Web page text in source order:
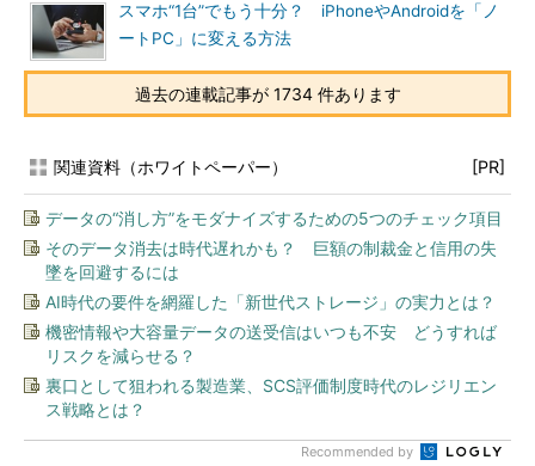
スマホ“1台”でもう十分？ iPhoneやAndroidを「ノ
ートPC」に変える方法
過去の連載記事が 1734 件あります
関連資料（ホワイトペーパー） [PR]
データの“消し方”をモダナイズするための5つのチェック項目
そのデータ消去は時代遅れかも？ 巨額の制裁金と信用の失
墜を回避するには
AI時代の要件を網羅した「新世代ストレージ」の実力とは？
機密情報や大容量データの送受信はいつも不安 どうすれば
リスクを減らせる？
裏口として狙われる製造業、SCS評価制度時代のレジリエン
ス戦略とは？
Recommended by